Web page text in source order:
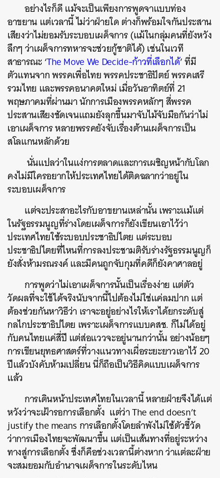
อย่างไรก็ดี แม้จะเป็นเพียงการพูดจาแบบท่อง
อาขยาน แต่เวลานี้ ไม่ว่าฝ่ายใด ต่างก็พร้อมใจกันประสาน
เสียงว่าไม่ยอมรับระบอบเผด็จการ (แม้ในกลุ่มคนที่ยังหวัง
ลึกๆ ว่าเผด็จการทหารจะช่วยกู้ชาติได้) เช่นในเวที
สาธารณะ ‘The Move We Decide-ก้าวที่เลือกได้’ ที่มี
ตัวแทนจาก พรรคเพื่อไทย พรรคประชาธิปัตย์ พรรคเสรี
รวมไทย และพรรคอนาคตใหม่ เมื่อวันอาทิตย์ที่ 21
พฤษภาคมที่ผ่านมา นักการเมืองพรรคหลักๆ สี่พรรค
ประสานเสียงชัดเจนแถมยังลุกขึ้นมาจับไม้จับมือกันว่าไม่
เอาเผด็จการ หลายพรรคยังจับเรื่องต้านเผด็จการเป็น
สโลแกนหลักด้วย
นั่นแปลว่าในแง่การตลาดและการเผชิญหน้ากับโลก
คงไม่มีใครอยากให้ประเทศไทยได้ติดฉลากว่าอยู่ใน
ระบอบเผด็จการ
แต่จะประสาอะไรกับอาขยานเหล่านั้น เพราะแม้แต่
ในรัฐธรรมนูญที่ร่างโดยเผด็จการก็ยังเขียนเอาไว้ว่า
ประเทศไทยใช้ระบอบประชาธิปไตย แต่ระบอบ
ประชาธิปไตยที่ไหนที่การลงประชามติรับร่างรัฐธรรมนูญก็
ยังสั่งห้ามรณรงค์ และมีคนถูกจับกุมที่คดีก็ยังคาศาลอยู่
การพูดว่าไม่เอาเผด็จการนั้นเป็นเรื่องง่าย แต่ตัว
วัดผลที่จะใช้ได้จริงนับจากนี้ไปต้องไม่ใช่แค่ลมปาก แต่
ต้องช่วยกันหาวิธีว่า เราจะอยู่อย่างไรให้เราได้ยกระดับสู่
กลไกประชาธิปไตย เพราะเผด็จการแบบคสช. ก็ไม่ได้อยู่
กับคนไทยแค่สี่ปี แต่ส่อแววจะอยู่นานกว่านั้น อย่างน้อยๆ
การเขียนยุทธศาสตร์ที่วางแนวทางเผื่อระยะยาวเอาไว้ 20
ปีแล้วบังคับห้ามเปลี่ยน นี่ก็ถือเป็นวิธีคิดแบบเผด็จการ
แล้ว
การเดินหน้าประเทศไทยในเวลานี้ หลายฝ่ายจึงได้แต่
หวังว่าจะเฝ้ารอการเลือกตั้ง แต่ว่า The end doesn’t
justify the means การเลือกตั้งโดยลำพังไม่ใช้ตัวชี้วัด
ว่าการเมืองไทยจะพัฒนาขึ้น แต่เป็นเส้นทางที่อยู่ระหว่าง
ทางสู่การเลือกตั้ง ซึ่งก็คือช่วงเวลานี้ต่างหาก ว่าแต่ละฝ่าย
จะสมยอมกับอำนาจเผด็จการในระดับไหน